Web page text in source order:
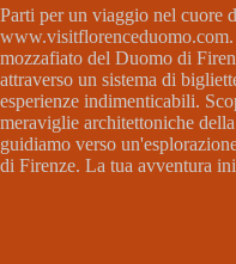
Parti per un viaggio nel cuore
www.visitflorenceduomo.com
mozzafiato del Duomo di
attraverso un sistema di
esperienze indimenticabili.
meraviglie architettoniche
guidiamo verso
di Firenze. La tua avventura